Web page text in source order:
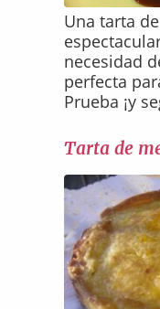
Una tarta
necesidad
perfecta
Prueba ¡y
Tarta de